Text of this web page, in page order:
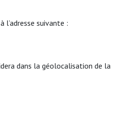
l’adresse suivante :
dans la géolocalisation de la